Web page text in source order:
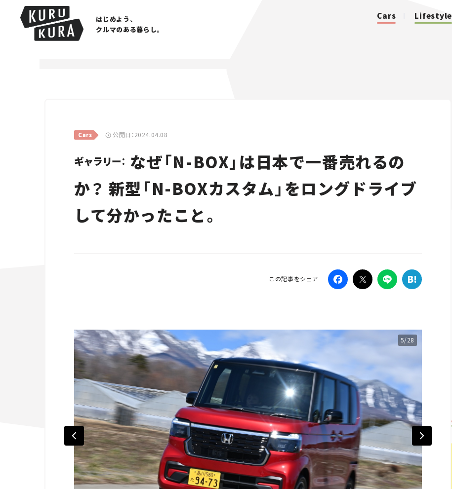
はじめよう、
クルマのある暮らし。
Cars Lifestyle
Cars 公開日：2024.04.08
ギャラリー： なぜ「N-BOX」は日本で一番売れるの
か？ 新型「N-BOXカスタム」をロングドライブ
して分かったこと。
この記事をシェア
5/28
Traffic
Special